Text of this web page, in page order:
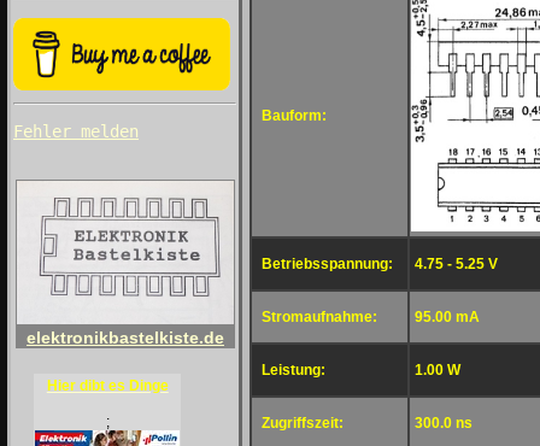
Fehler melden
elektronikbastelkiste.de
Hier dibt es Dinge
;
Bauform:
Betriebsspannung: 4.75 - 5.25 V
Stromaufnahme: 95.00 mA
Leistung: 1.00 W
Zugriffszeit: 300.0 ns